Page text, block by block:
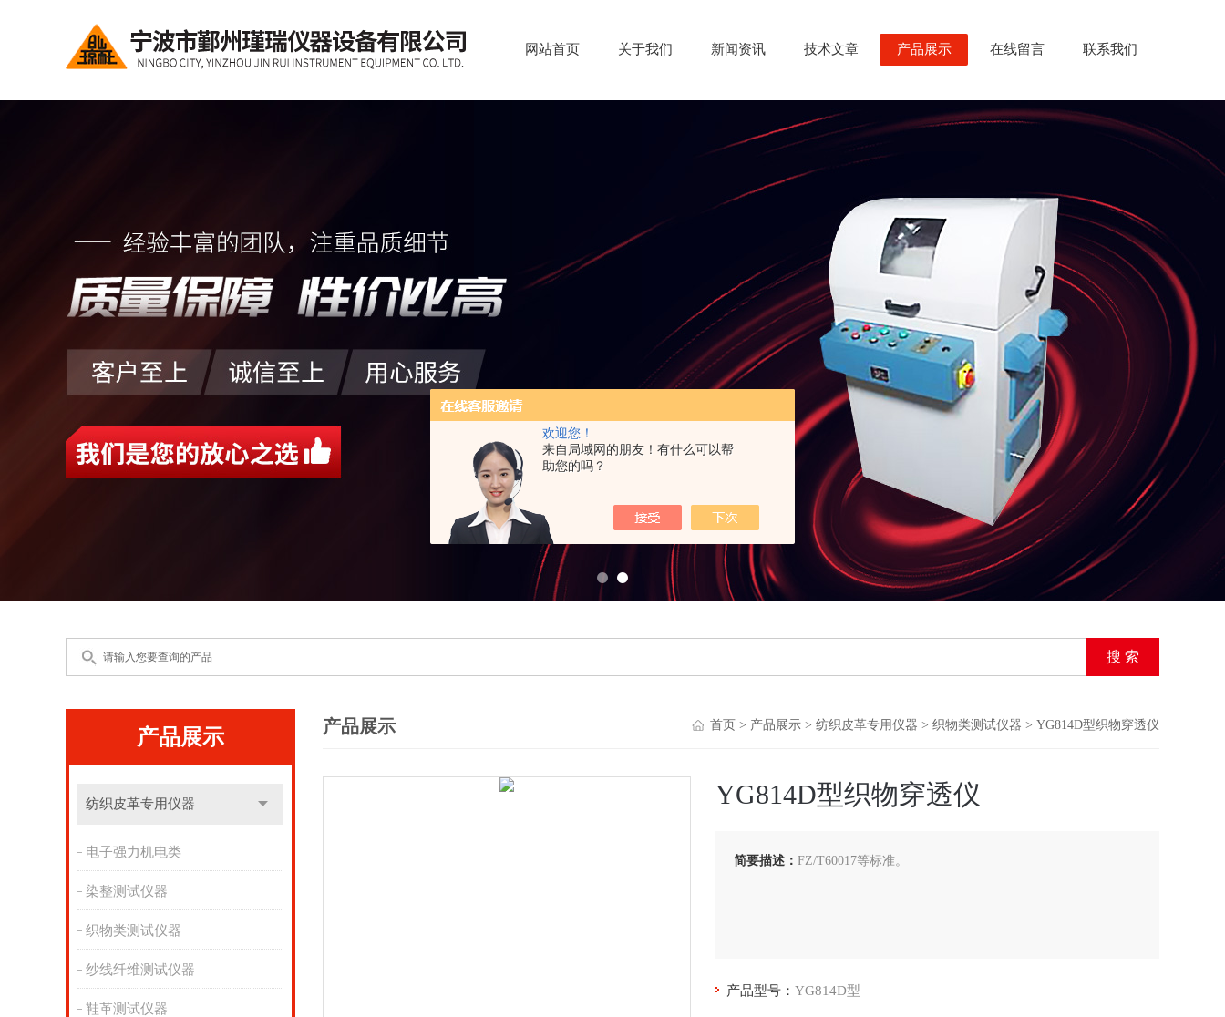
欢迎您！
来自局域网的朋友！有什么可以帮
助您的吗？
网站首页 关于我们 新闻资讯 技术文章 产品展示 在线留言 联系我们
产品展示
纺织皮革专用仪器
电子强力机电类
染整测试仪器
织物类测试仪器
纱线纤维测试仪器
鞋革测试仪器
产品展示 首页 > 产品展示 > 纺织皮革专用仪器 > 织物类测试仪器 > YG814D型织物穿透仪
YG814D型织物穿透仪
简要描述：FZ/T60017等标准。
产品型号：YG814D型